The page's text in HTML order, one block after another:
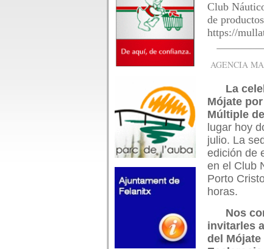
Club
de
https://
AGENCIA
La
Mójate
Múltiple
lugar hoy
julio. La
edición de
en el Club
Porto
horas.
Nos
invitarles
del Mójate